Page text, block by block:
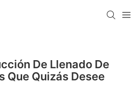
De Llenado De
Que Quizás Desee